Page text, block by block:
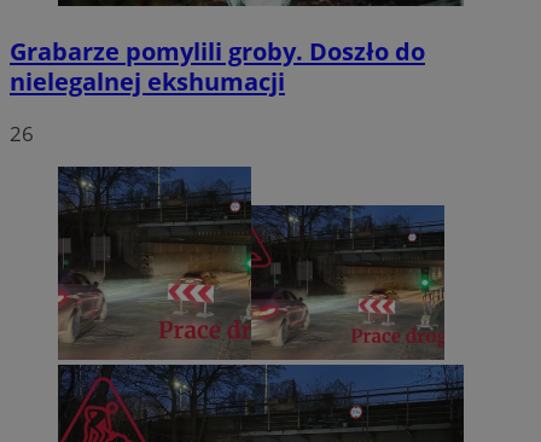
Grabarze pomylili groby. Doszło do
nielegalnej ekshumacji
26